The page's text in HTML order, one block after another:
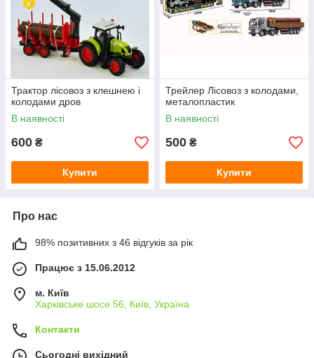
Трактор лісовоз з клешнею і
колодами дров
В наявності
600 ₴
Купити
Трейлер Лісовоз з колодами,
металопластик
В наявності
500 ₴
Купити
Про нас
98% позитивних з 46 відгуків за рік
Працює з 15.06.2012
м. Київ
Харківське шосе 56, Київ, Україна
Контакти
Сьогодні вихідний